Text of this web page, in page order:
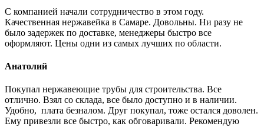
С компанией начали сотрудничество в этом году.
Качественная нержавейка в Самаре. Довольны. Ни разу не
было задержек по доставке, менеджеры быстро все
оформляют. Цены одни из самых лучших по области.
Анатолий
Покупал нержавеющие трубы для строительства. Все
отлично. Взял со склада, все было доступно и в наличии.
Удобно, плата безналом. Друг покупал, тоже остался доволен.
Ему привезли все быстро, как обговаривали. Рекомендую